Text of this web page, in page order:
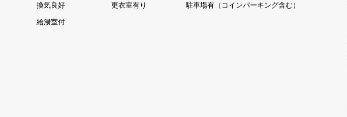
換気良好 更衣室有り 駐車場有（コインパーキング含む）
給湯室付